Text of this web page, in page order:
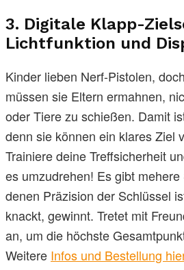
3. Digitale Klapp-
Lichtfunktion und
Kinder lieben Nerf-Pistolen,
müssen sie Eltern ermahnen,
oder Tiere zu schießen. Damit
denn sie können ein klares Ziel
Trainiere deine Treffsicherheit
es umzudrehen! Es gibt
denen Präzision der Schlüssel
knackt, gewinnt. Tretet mit
an, um die höchste
Weitere Infos und Bestellung